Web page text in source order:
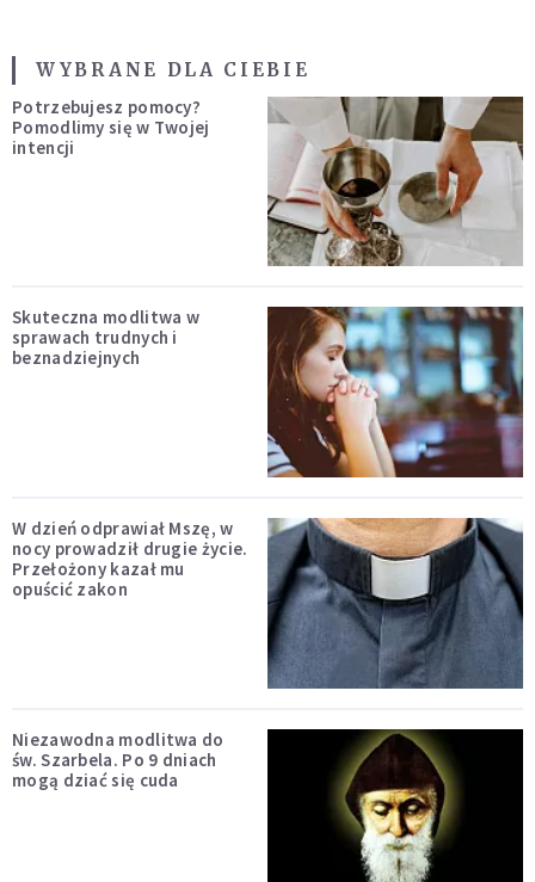
WYBRANE DLA CIEBIE
Potrzebujesz pomocy?
Pomodlimy się w Twojej
intencji
Skuteczna modlitwa w
sprawach trudnych i
beznadziejnych
W dzień odprawiał Mszę, w
nocy prowadził drugie życie.
Przełożony kazał mu
opuścić zakon
Niezawodna modlitwa do
św. Szarbela. Po 9 dniach
mogą dziać się cuda